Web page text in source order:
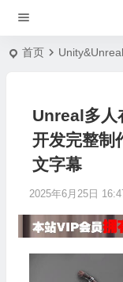
首页 Unity&Unreal
Unreal多人
开发完整制
文字幕
2025年6月25日